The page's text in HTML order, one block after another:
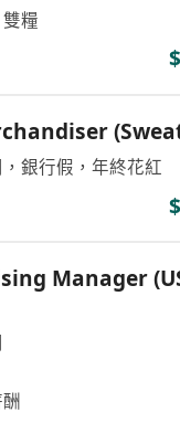
糧
銀行假，年終花紅
Manager